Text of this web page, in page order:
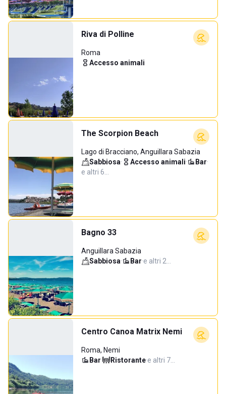
Riva di Polline
Roma
Accesso animali
The Scorpion Beach
Lago di Bracciano, Anguillara Sabazia
Sabbiosa· Accesso animali· Bar·
e altri 6…
Bagno 33
Anguillara Sabazia
Sabbiosa· Bar·e altri 2…
Centro Canoa Matrix Nemi
Roma, Nemi
Bar· Ristorante·e altri 7…